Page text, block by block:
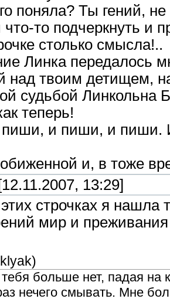
поняла? Ты гений,
то подчеркнуть и
столько смысла!..
Линка передалось
над твоим детищем,
судьбой
теперь!
пиши, и пиши, и пиши.
и, в тоже
13:29]
строчках я нашла
мир и
)
больше нет, падая на
нечего смывать. Мне